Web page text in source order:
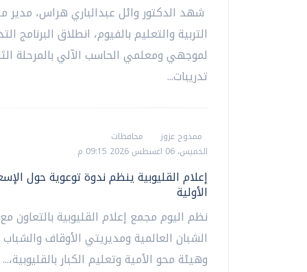
شهد الدكتور وائل عبدالباري هراس، مدير
التربية والتعليم بالفيوم، انطلاق البرنامج
لموجهي ومعلمي الحاسب الآلي بالمرحلة
تدريبات...
ممدوح عزوز
محافظات
الخميس، 06 اغسطس 2026 09:15 م
إعلام القليوبية ينظم ندوة توعوية حول
الأولية
نظم اليوم مجمع إعلام القليوبية بالتعاون
الشبان العالمية ومديريتي الأوقاف والشباب
وهيئة محو الأمية وتعليم الكبار بالقليوبية،...